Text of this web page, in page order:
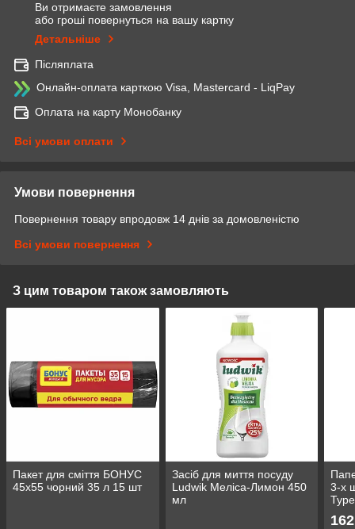
Ви отримаєте замовлення
або гроші повернуться на вашу картку
Детальніше
Післяплата
Онлайн-оплата карткою Visa, Mastercard - LiqPay
Оплата на карту Монобанку
Всі умови оплати
Умови повернення
Повернення товару впродовж 14 днів за домовленістю
Всі умови повернення
З цим товаром також замовляють
Пакет для смiття БОНУС
45х55 чорний 35 л 15 шт
Засіб для миття посуду
Ludwik Меліса-Лимон 450
мл
3-х
162